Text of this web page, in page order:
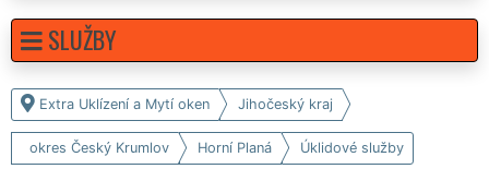
Extra Uklízení a Mytí oken Jihočeský kraj
okres Český Krumlov Horní Planá Úklidové služby
SLUŽBY